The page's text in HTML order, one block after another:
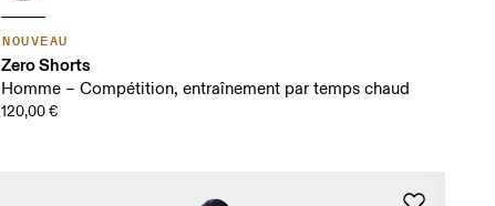
NOUVEAU
Zero Shorts
Homme – Compétition, entraînement par temps chaud
120,00 €